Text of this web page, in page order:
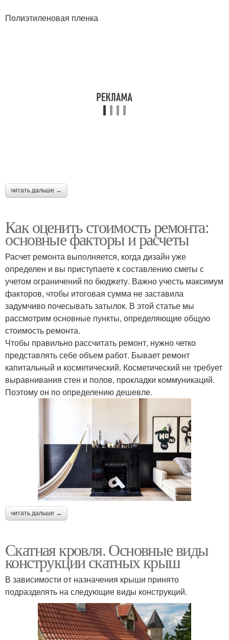
Полиэтиленовая пленка
читать дальше →
Как оценить стоимость ремонта:
основные факторы и расчеты
Расчет ремонта выполняется, когда дизайн уже
определен и вы приступаете к составлению сметы с
учетом ограничений по бюджету. Важно учесть максимум
факторов, чтобы итоговая сумма не заставила
задумчиво почесывать затылок. В этой статье мы
рассмотрим основные пункты, определяющие общую
стоимость ремонта.
Чтобы правильно рассчитать ремонт, нужно четко
представлять себе объем работ. Бывает ремонт
капитальный и косметический. Косметический не требует
выравнивания стен и полов, прокладки коммуникаций.
Поэтому он по определению дешевле.
читать дальше →
Скатная кровля. Основные виды
конструкции скатных крыш
В зависимости от назначения крыши принято
подразделять на следующие виды конструкций.